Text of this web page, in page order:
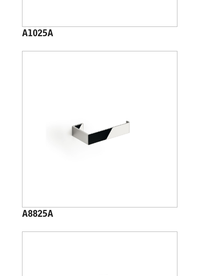
A1025A
A8825A